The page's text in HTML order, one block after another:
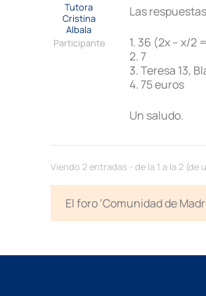
Tutora
Cristina
Albala
Participante
Las
1. 36 (2x – x/2
2. 7
3. Teresa 13,
4. 75 euros
Un saludo.
Viendo 2 entradas - de la 1 a la 2 (de
El foro ‘Comunidad de